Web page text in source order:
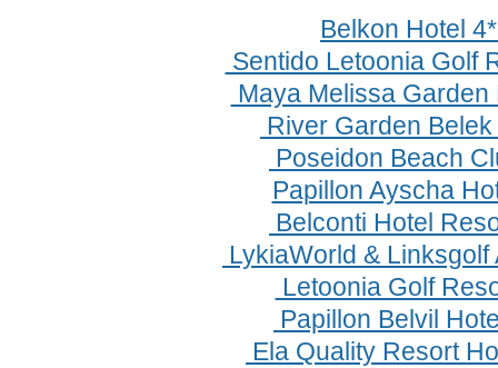
Belkon Hotel
Sentido Letoonia Golf
Maya Melissa Garden
River Garden Belek
Poseidon Beach
Papillon Ayscha
Belconti Hotel
LykiaWorld &
Letoonia Golf
Papillon Belvil
Ela Quality Resort